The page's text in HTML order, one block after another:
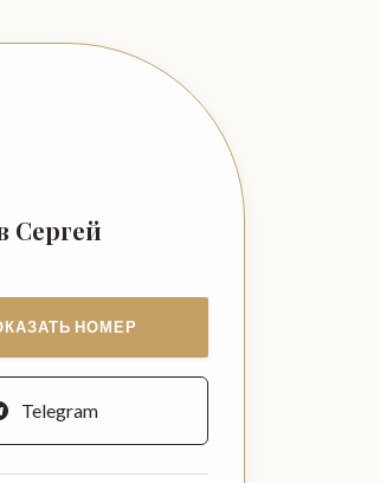
Сергей
НОМЕР
Telegram